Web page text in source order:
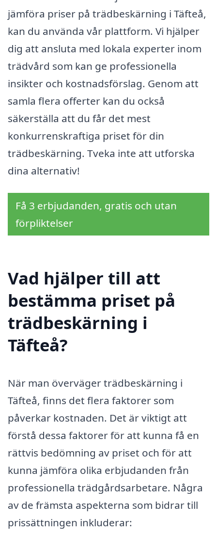
jämföra priser på trädbeskärning i Täfteå,
kan du använda vår plattform. Vi hjälper
dig att ansluta med lokala experter inom
trädvård som kan ge professionella
insikter och kostnadsförslag. Genom att
samla flera offerter kan du också
säkerställa att du får det mest
konkurrenskraftiga priset för din
trädbeskärning. Tveka inte att utforska
dina alternativ!
Få 3 erbjudanden, gratis och utan
förpliktelser
Vad hjälper till att
bestämma priset på
trädbeskärning i
Täfteå?
När man överväger trädbeskärning i
Täfteå, finns det flera faktorer som
påverkar kostnaden. Det är viktigt att
förstå dessa faktorer för att kunna få en
rättvis bedömning av priset och för att
kunna jämföra olika erbjudanden från
professionella trädgårdsarbetare. Några
av de främsta aspekterna som bidrar till
prissättningen inkluderar: